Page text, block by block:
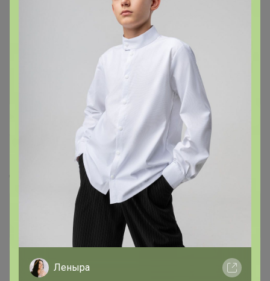
16K
Крампи. Яркие носки для всей семьи + пижамы
Стоп 16 августа
+587
Леныра